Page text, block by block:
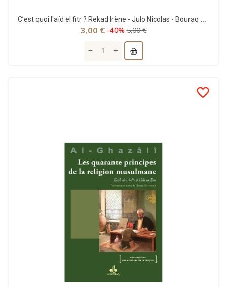
C’est quoi l'aïd el fitr ? Rekad Irène - Julo Nicolas - Bouraq Jeunesse
3,00 € -40% 5,00 €
favorite_border